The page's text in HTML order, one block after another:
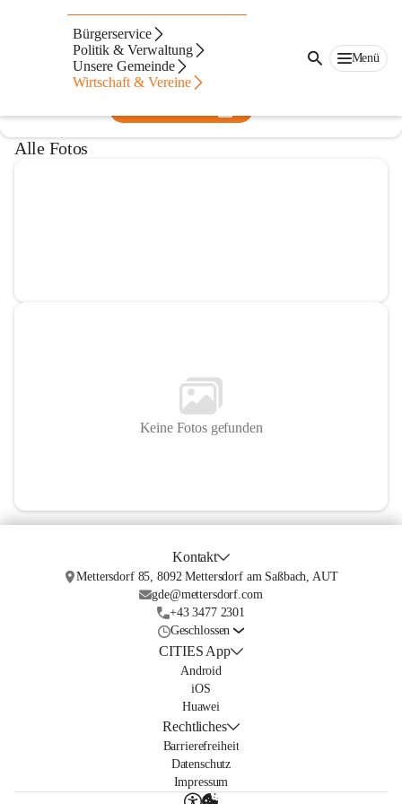
Bürgerservice
Politik & Verwaltung
Unsere Gemeinde
Wirtschaft & Vereine
Menü
FF Zehensdorf
@ff-zehensdorf
Feuerwehr
Alle Fotos
Keine Fotos gefunden
Kontakt
Mettersdorf 85, 8092 Mettersdorf am Saßbach, AUT
gde@mettersdorf.com
+43 3477 2301
Geschlossen
CITIES App
Android
iOS
Huawei
Rechtliches
Barrierefreiheit
Datenschutz
Impressum